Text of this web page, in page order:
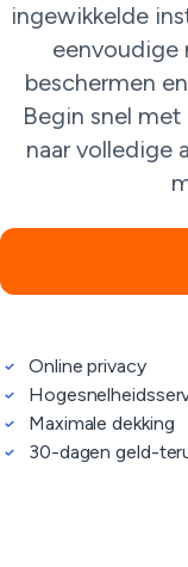
ingewikkelde
eenvoudige
beschermen
Begin snel met
naar volledige
Online privacy
Maximale dekking
30-dagen geld-